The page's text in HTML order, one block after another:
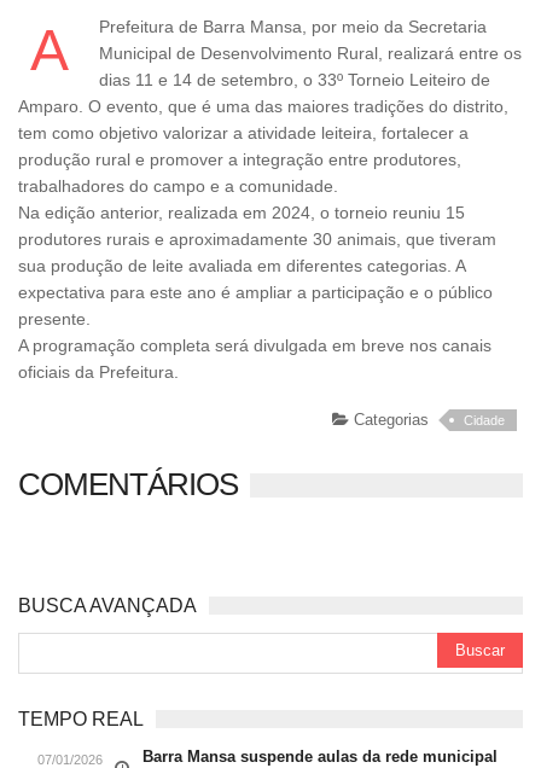
A Prefeitura de Barra Mansa, por meio da Secretaria
Municipal de Desenvolvimento Rural, realizará entre os
dias 11 e 14 de setembro, o 33º Torneio Leiteiro de
Amparo. O evento, que é uma das maiores tradições do distrito,
tem como objetivo valorizar a atividade leiteira, fortalecer a
produção rural e promover a integração entre produtores,
trabalhadores do campo e a comunidade.
Na edição anterior, realizada em 2024, o torneio reuniu 15
produtores rurais e aproximadamente 30 animais, que tiveram
sua produção de leite avaliada em diferentes categorias. A
expectativa para este ano é ampliar a participação e o público
presente.
A programação completa será divulgada em breve nos canais
oficiais da Prefeitura.
Categorias Cidade
COMENTÁRIOS
BUSCA AVANÇADA
TEMPO REAL
07/01/2026
Barra Mansa suspende aulas da rede municipal